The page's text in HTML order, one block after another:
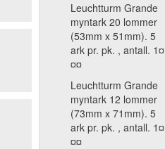
Leuchtturm Grande
myntark 20 lommer
(53mm x 51mm). 5
ark pr. pk. , antall. 1¤
¤¤
Leuchtturm Grande
myntark 12 lommer
(73mm x 71mm). 5
ark pr. pk. , antall. 1¤
¤¤